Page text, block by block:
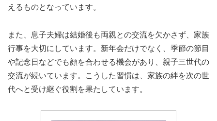
えるものとなっています。
また、息子夫婦は結婚後も両親との交流を欠かさず、家族
行事を大切にしています。新年会だけでなく、季節の節目
や記念日などでも顔を合わせる機会があり、親子三世代の
交流が続いています。こうした習慣は、家族の絆を次の世
代へと受け継ぐ役割を果たしています。